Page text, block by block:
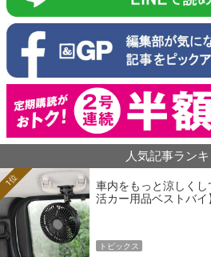
人気記事ラン
車内をもっと涼しく
活カー用品ベストバイ
1位
トピックス